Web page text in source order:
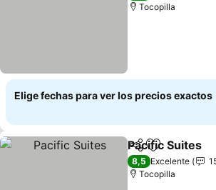
Tocopilla
Elige fechas para ver los precios exactos
CompartirAgregar a
Pacific Suites
8,5 Excelente
Tocopilla